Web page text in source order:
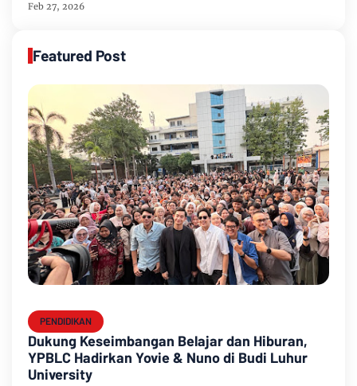
Feb 27, 2026
Featured Post
PENDIDIKAN
Dukung Keseimbangan Belajar dan Hiburan,
YPBLC Hadirkan Yovie & Nuno di Budi Luhur
University